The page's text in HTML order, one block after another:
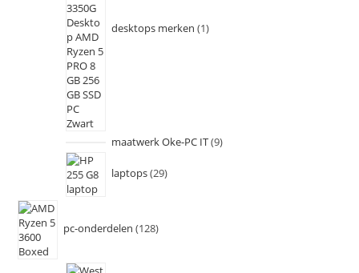
desktops merken 1
maatwerk Oke-PC IT 9
laptops 29
pc-onderdelen 128